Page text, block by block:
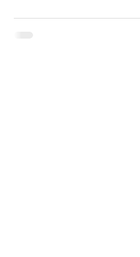
Phänomen der "Lurker", die